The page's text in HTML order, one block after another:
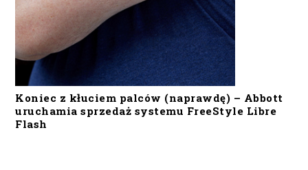
Koniec z kłuciem palców (naprawdę) – Abbott
uruchamia sprzedaż systemu FreeStyle Libre
Flash